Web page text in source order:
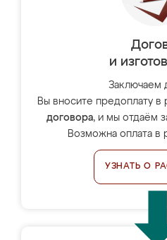
и
Заключаем
Вы вносите предоплату в
договора, и мы отдаём
Возможна оплата в
УЗНАТЬ О